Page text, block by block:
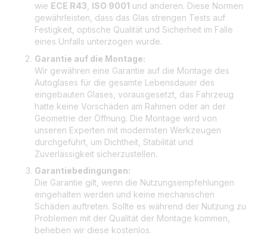
wie ECE R43 ISO 9001 und anderen. Diese Normen
gewährleisten, dass das Glas strengen Tests auf
Festigkeit, optische Qualität und Sicherheit im Falle
eines Unfalls unterzogen wurde.
Garantie auf die Montage:
Wir gewähren eine Garantie auf die Montage des
Autoglases für die gesamte Lebensdauer des
eingebauten Glases, vorausgesetzt, das Fahrzeug
hatte keine Vorschäden am Rahmen oder an der
Geometrie der Öffnung. Die Montage wird von
unseren Experten mit modernsten Werkzeugen
durchgeführt, um Dichtheit, Stabilität und
Zuverlässigkeit sicherzustellen.
Garantiebedingungen:
Die Garantie gilt, wenn die Nutzungsempfehlungen
eingehalten werden und keine mechanischen
Schäden auftreten. Sollte es während der Nutzung zu
Problemen mit der Qualität der Montage kommen,
beheben wir diese kostenlos.